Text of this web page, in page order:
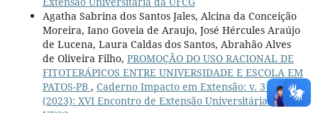
Agatha Sabrina dos Santos Jales, Alcina da Conceição
Moreira, Iano Goveia de Araujo, José Hércules Araújo
de Lucena, Laura Caldas dos Santos, Abrahão Alves
de Oliveira Filho, PROMOÇÃO DO USO RACIONAL DE
FITOTERÁPICOS ENTRE UNIVERSIDADE E ESCOLA EM
PATOS-PB , Caderno Impacto em Extensão: v. 3 n. 1
(2023): XVI Encontro de Extensão Universitária da